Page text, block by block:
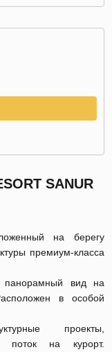
SANUR
на берегу
премиум-класса
панорамный вид на
в особой
проекты,
поток на курорт.